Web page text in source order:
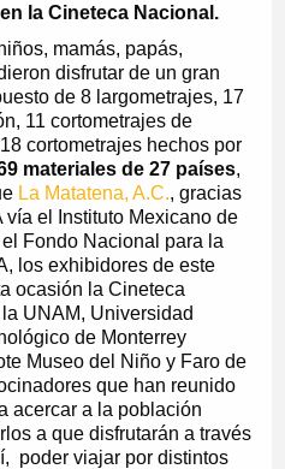
la Cineteca Nacional.
mamás, papás,
disfrutar de un gran
de 8 largometrajes, 17
11 cortometrajes de
cortometrajes hechos por
materiales de 27 países,
La Matatena, A.C., gracias
el Instituto Mexicano de
Fondo Nacional para la
los exhibidores de este
ocasión la Cineteca
UNAM, Universidad
de Monterrey
Museo del Niño y Faro de
que han reunido
acercar a la población
a que disfrutarán a través
poder viajar por distintos